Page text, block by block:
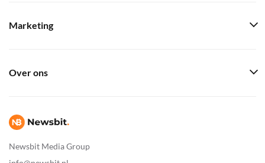
Newsbit Media Group
Marketing
Over ons